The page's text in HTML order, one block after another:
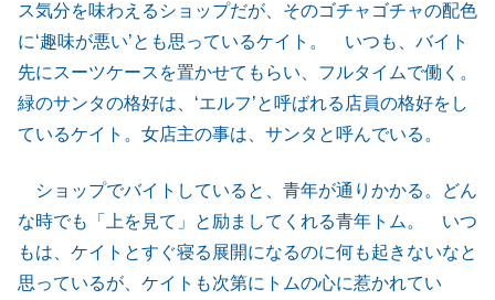
ス気分を味わえるショップだが、そのゴチャゴチャの配色
に‘趣味が悪い’とも思っているケイト。 いつも、バイト
先にスーツケースを置かせてもらい、フルタイムで働く。
緑のサンタの格好は、‘エルフ’と呼ばれる店員の格好をし
ているケイト。女店主の事は、サンタと呼んでいる。
ショップでバイトしていると、青年が通りかかる。どん
な時でも「上を見て」と励ましてくれる青年トム。 いつ
もは、ケイトとすぐ寝る展開になるのに何も起きないなと
思っているが、ケイトも次第にトムの心に惹かれてい